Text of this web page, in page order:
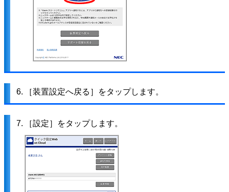
6. ［装置設定へ戻る］をタップします。
7. ［設定］をタップします。